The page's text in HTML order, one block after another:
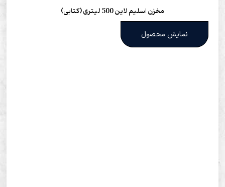
مخزن اسلیم لاین 500 لیتری (کتابی)
نمایش محصول